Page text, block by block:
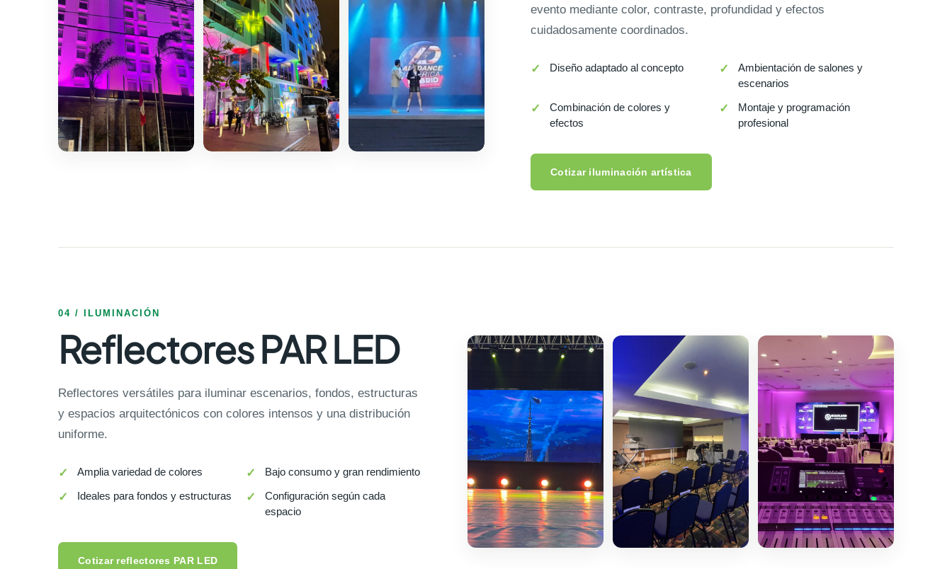
evento mediante color, contraste, profundidad y efectos
cuidadosamente coordinados.
Diseño adaptado al concepto
Ambientación de salones y
escenarios
Combinación de colores y
efectos
Montaje y programación
profesional
Cotizar iluminación artística
04 / ILUMINACIÓN
Reflectores PAR LED
Reflectores versátiles para iluminar escenarios, fondos, estructuras
y espacios arquitectónicos con colores intensos y una distribución
uniforme.
Amplia variedad de colores
Bajo consumo y gran rendimiento
Ideales para fondos y estructuras
Configuración según cada
espacio
Cotizar reflectores PAR LED